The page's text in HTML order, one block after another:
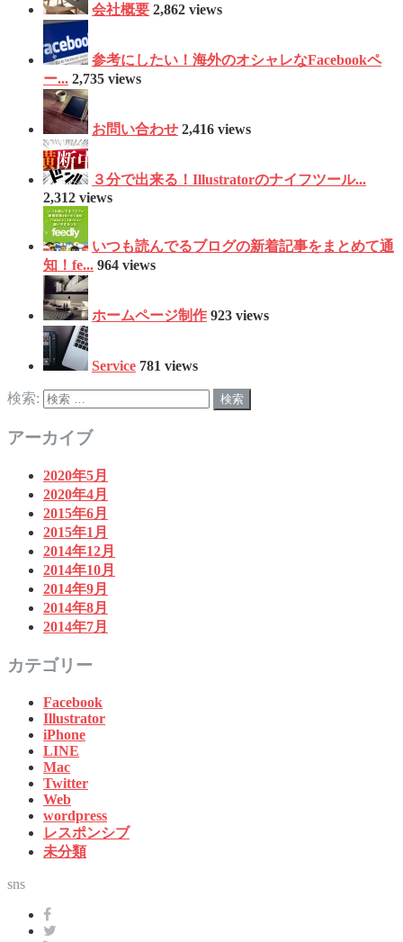
会社概要 2,862 views
参考にしたい！海外のオシャレなFacebookペ
ー... 2,735 views
お問い合わせ 2,416 views
３分で出来る！Illustratorのナイフツール...
2,312 views
いつも読んでるブログの新着記事をまとめて通
知！fe... 964 views
ホームページ制作 923 views
Service 781 views
検索:
アーカイブ
2020年5月
2020年4月
2015年6月
2015年1月
2014年12月
2014年10月
2014年9月
2014年8月
2014年7月
カテゴリー
Facebook
Illustrator
iPhone
LINE
Mac
Twitter
Web
wordpress
レスポンシブ
未分類
sns